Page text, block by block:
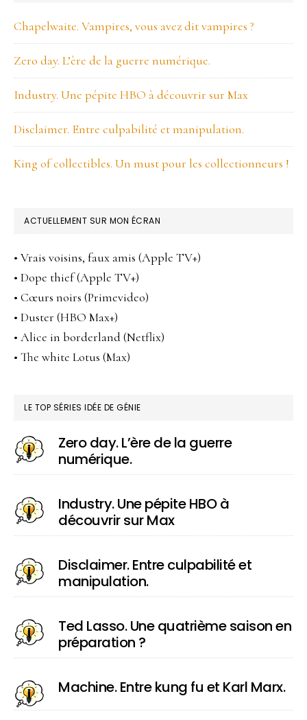
Murphy.
LATÉRALE
PRINCIPALE
Chapelwaite. Vampires, vous avez dit vampires ?
Zero day. L’ère de la guerre numérique.
Industry. Une pépite HBO à découvrir sur Max
Disclaimer. Entre culpabilité et manipulation.
King of collectibles. Un must pour les collectionneurs !
ACTUELLEMENT SUR MON ÉCRAN
• Vrais voisins, faux amis (Apple TV+)
• Dope thief (Apple TV+)
• Cœurs noirs (Primevideo)
• Duster (HBO Max+)
• Alice in borderland (Netflix)
• The white Lotus (Max)
LE TOP SÉRIES IDÉE DE GÉNIE
Zero day. L’ère de la guerre
numérique.
Industry. Une pépite HBO à
découvrir sur Max
Disclaimer. Entre culpabilité et
manipulation.
Ted Lasso. Une quatrième saison en
préparation ?
Machine. Entre kung fu et Karl Marx.